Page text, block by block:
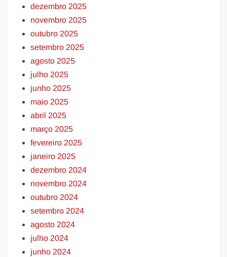
dezembro 2025
novembro 2025
outubro 2025
setembro 2025
agosto 2025
julho 2025
junho 2025
maio 2025
abril 2025
março 2025
fevereiro 2025
janeiro 2025
dezembro 2024
novembro 2024
outubro 2024
setembro 2024
agosto 2024
julho 2024
junho 2024